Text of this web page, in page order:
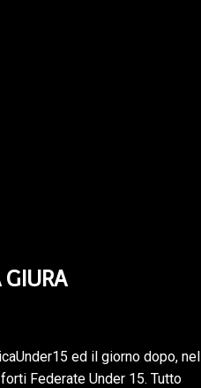
GIURA
ed il giorno dopo, nel
Federate Under 15. Tutto